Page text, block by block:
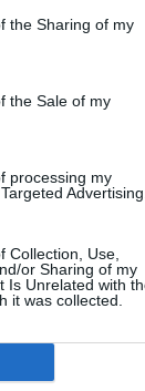
the Sharing of my
the Sale of my
processing my
Advertising.
Collection, Use,
or Sharing of my
Is Unrelated with
it was collected.
Μπολομπόι η
ο Αλέξης